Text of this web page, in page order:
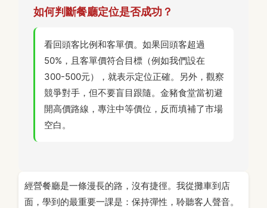
如何判斷餐廳定位是否成功？
看回頭客比例和客單價。如果回頭客超過
50%，且客單價符合目標（例如我們設在
300-500元），就表示定位正確。另外，觀察
競爭對手，但不要盲目跟隨。金豬食堂當初避
開高價路線，專注中等價位，反而填補了市場
空白。
經營餐廳是一條漫長的路，沒有捷徑。我從攤車到店
面，學到的最重要一課是：保持彈性，聆聽客人聲音。